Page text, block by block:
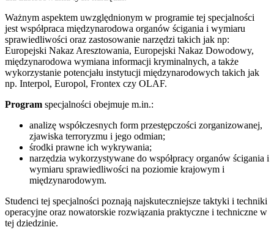
Ważnym aspektem uwzględnionym w programie tej specjalności
jest współpraca międzynarodowa organów ścigania i wymiaru
sprawiedliwości oraz zastosowanie narzędzi takich jak np:
Europejski Nakaz Aresztowania, Europejski Nakaz Dowodowy,
międzynarodowa wymiana informacji kryminalnych, a także
wykorzystanie potencjału instytucji międzynarodowych takich jak
np. Interpol, Europol, Frontex czy OLAF.
Program specjalności obejmuje m.in.:
analizę współczesnych form przestępczości zorganizowanej,
zjawiska terroryzmu i jego odmian;
środki prawne ich wykrywania;
narzędzia wykorzystywane do współpracy organów ścigania i
wymiaru sprawiedliwości na poziomie krajowym i
międzynarodowym.
Studenci tej specjalności poznają najskuteczniejsze taktyki i techniki
operacyjne oraz nowatorskie rozwiązania praktyczne i techniczne w
tej dziedzinie.